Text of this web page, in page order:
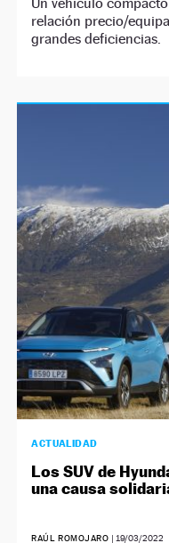
relación precio/
grandes deficiencias.
ACTUALIDAD
Los SUV de
una causa
RAÚL ROMOJARO | 19/03/2022